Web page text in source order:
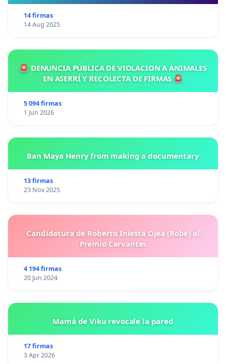
14 firmas
14 Aug 2025
🚨 DENUNCIA PÚBLICA DE VIOLACION A ANIMALES
EN ASERRÍ Y RECOLECTA DE FIRMAS 🚨
5 094 firmas
1 Jun 2026
Ban Maya Henry from making a documentary
13 firmas
23 Nov 2025
Candidatura de Roberto Iniesta Ojea (Robe) al
Premio Cervantes
4 194 firmas
20 Jun 2024
Mamá de Viku revocale la pared
17 firmas
3 Apr 2026